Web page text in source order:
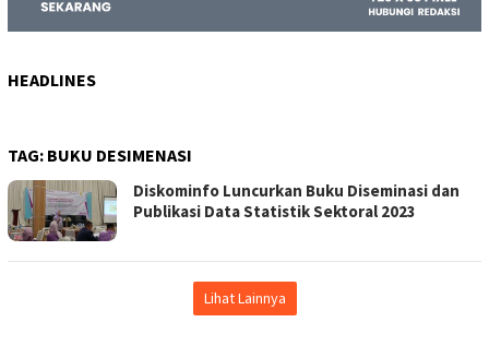
HEADLINES
TAG: BUKU DESIMENASI
Diskominfo Luncurkan Buku Diseminasi dan
Publikasi Data Statistik Sektoral 2023
Lihat Lainnya